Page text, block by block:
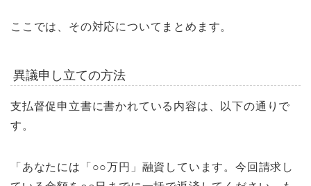
ここでは、その対応についてまとめます。
異議申し立ての方法
支払督促申立書に書かれている内容は、以下の通りで
す。
「あなたには「○○万円」融資しています。今回請求し